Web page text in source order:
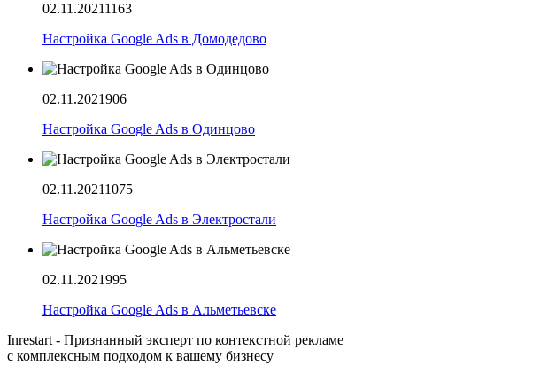
02.11.20211163
Настройка Google Ads в Домодедово
02.11.2021906
Настройка Google Ads в Одинцово
02.11.20211075
Настройка Google Ads в Электростали
02.11.2021995
Настройка Google Ads в Альметьевске
Inrestart - Признанный эксперт по контекстной рекламе
с комплексным подходом к вашему бизнесу